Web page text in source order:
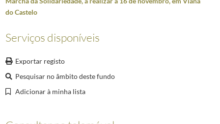
Mensagem do Presidente da República, Jorge Sampaio, para o II
000007Mensagem do Presidente da República, Jorge Sampaio, para
000008 Intervenção do Presidente da República, Jorge Sampaio, no
do Castelo
Serviços disponíveis
Exportar registo
Pesquisar no âmbito deste fundo
Adicionar à minha lista